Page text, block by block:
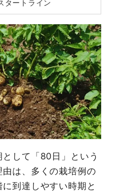
タートライン
して「80日」という
は、多くの栽培例の
到達しやすい時期と